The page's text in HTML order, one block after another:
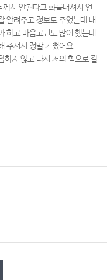
서 안된다고 화를내셔서 언
알려주고 정보도 주었는데 내
하고 마음고민도 많이 했는데
주셔서 정말 기뻤어요
하지 않고 다시 저의 힘으로 갈